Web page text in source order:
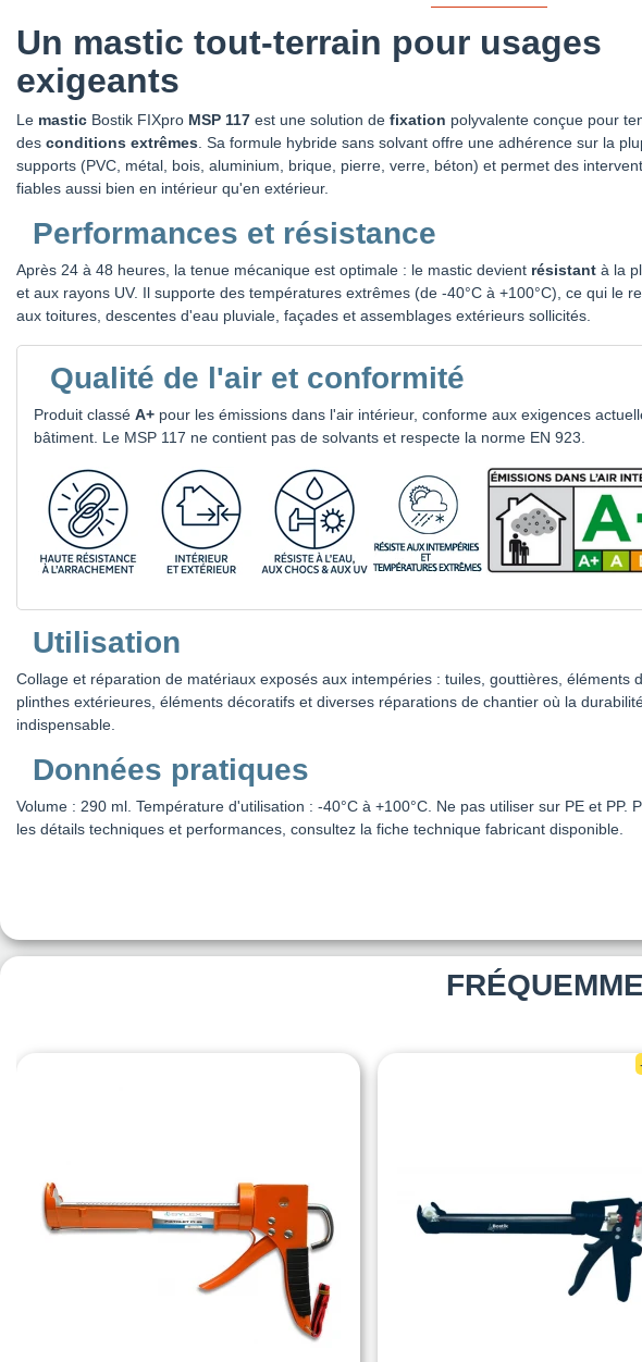
Un mastic tout-terrain pour usages
exigeants
Le mastic Bostik FIXpro MSP 117 est une solution de fixation polyvalente conçue pour
des conditions extrêmes. Sa formule hybride sans solvant offre une adhérence sur la
supports (PVC, métal, bois, aluminium, brique, pierre, verre, béton) et permet des
fiables aussi bien en intérieur qu'en extérieur.
Performances et résistance
Après 24 à 48 heures, la tenue mécanique est optimale : le mastic devient résistant à la
et aux rayons UV. Il supporte des températures extrêmes (de -40°C à +100°C), ce qui le
aux toitures, descentes d'eau pluviale, façades et assemblages extérieurs sollicités.
Qualité de l'air et conformité
Produit classé A+ pour les émissions dans l'air intérieur, conforme aux exigences
bâtiment. Le MSP 117 ne contient pas de solvants et respecte la norme EN 923.
Utilisation
Collage et réparation de matériaux exposés aux intempéries : tuiles, gouttières, éléments
plinthes extérieures, éléments décoratifs et diverses réparations de chantier où la
indispensable.
Données pratiques
Volume : 290 ml. Température d'utilisation : -40°C à +100°C. Ne pas utiliser sur PE et PP.
les détails techniques et performances, consultez la fiche technique fabricant disponible.